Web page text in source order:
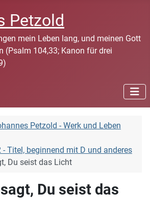
mein Leben lang, und meinen Gott
(Psalm 104,33; Kanon für drei
Petzold - Werk und Leben
Titel, beginnend mit D und anderes
Du seist das Licht
Du seist das